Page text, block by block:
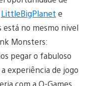
LittleBigPlanet e
está no mesmo nivel
Monsters:
pegar o fabuloso
experiência de jogo
com a Q-Games